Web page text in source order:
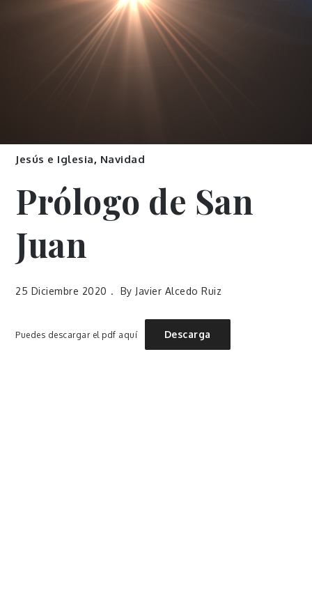
Jesús e Iglesia, Navidad
Prólogo de San
Juan
25 Diciembre 2020 By Javier Alcedo Ruiz
Puedes descargar el pdf aquí Descarga